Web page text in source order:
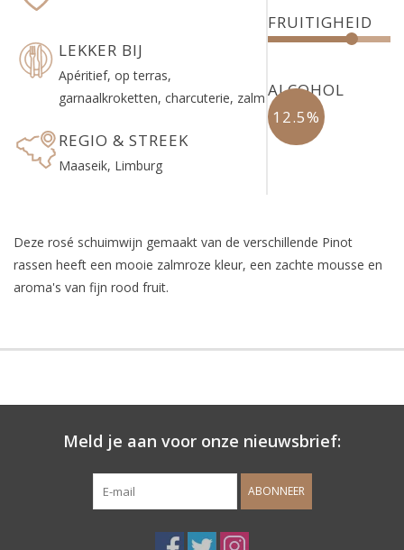
LEKKER BIJ
Apéritief, op terras,
garnaalkroketten, charcuterie, zalm
REGIO & STREEK
Maaseik, Limburg
FRUITIGHEID
ALCOHOL
12.5%
Deze rosé schuimwijn gemaakt van de verschillende Pinot
rassen heeft een mooie zalmroze kleur, een zachte mousse en
aroma's van fijn rood fruit.
Meld je aan voor onze nieuwsbrief:
ABONNEER